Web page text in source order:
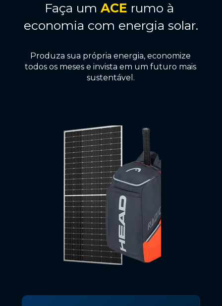
Faça um ACE rumo à
economia com energia solar.
Produza sua própria energia, economize
todos os meses e invista em um futuro mais
sustentável.